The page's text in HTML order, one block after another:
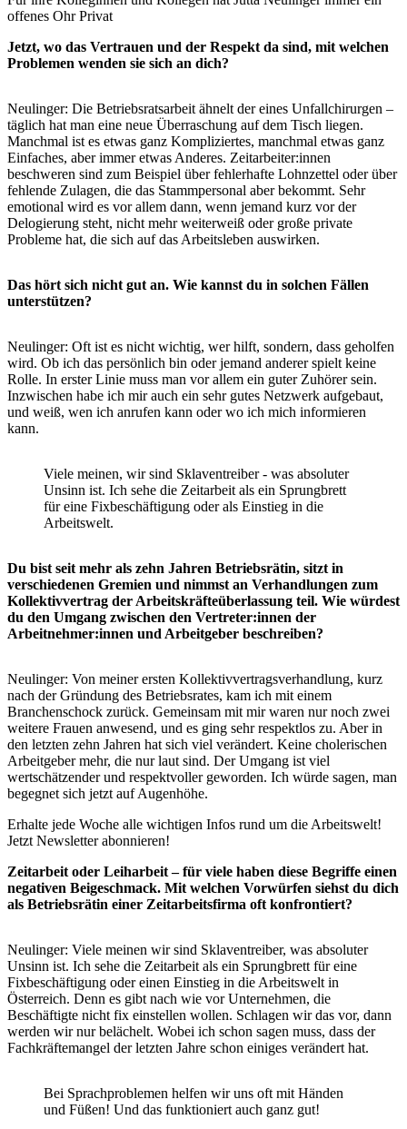
offenes Ohr Privat
Jetzt, wo das Vertrauen und der Respekt da sind, mit welchen
Problemen wenden sie sich an dich?
Neulinger: Die Betriebsratsarbeit ähnelt der eines Unfallchirurgen –
täglich hat man eine neue Überraschung auf dem Tisch liegen.
Manchmal ist es etwas ganz Kompliziertes, manchmal etwas ganz
Einfaches, aber immer etwas Anderes. Zeitarbeiter:innen
beschweren sind zum Beispiel über fehlerhafte Lohnzettel oder über
fehlende Zulagen, die das Stammpersonal aber bekommt. Sehr
emotional wird es vor allem dann, wenn jemand kurz vor der
Delogierung steht, nicht mehr weiterweiß oder große private
Probleme hat, die sich auf das Arbeitsleben auswirken.
Das hört sich nicht gut an. Wie kannst du in solchen Fällen
unterstützen?
Neulinger: Oft ist es nicht wichtig, wer hilft, sondern, dass geholfen
wird. Ob ich das persönlich bin oder jemand anderer spielt keine
Rolle. In erster Linie muss man vor allem ein guter Zuhörer sein.
Inzwischen habe ich mir auch ein sehr gutes Netzwerk aufgebaut,
und weiß, wen ich anrufen kann oder wo ich mich informieren
kann.
Viele meinen, wir sind Sklaventreiber - was absoluter
Unsinn ist. Ich sehe die Zeitarbeit als ein Sprungbrett
für eine Fixbeschäftigung oder als Einstieg in die
Arbeitswelt.
Du bist seit mehr als zehn Jahren Betriebsrätin, sitzt in
verschiedenen Gremien und nimmst an Verhandlungen zum
Kollektivvertrag der Arbeitskräfteüberlassung teil. Wie würdest
du den Umgang zwischen den Vertreter:innen der
Arbeitnehmer:innen und Arbeitgeber beschreiben?
Neulinger: Von meiner ersten Kollektivvertragsverhandlung, kurz
nach der Gründung des Betriebsrates, kam ich mit einem
Branchenschock zurück. Gemeinsam mit mir waren nur noch zwei
weitere Frauen anwesend, und es ging sehr respektlos zu. Aber in
den letzten zehn Jahren hat sich viel verändert. Keine cholerischen
Arbeitgeber mehr, die nur laut sind. Der Umgang ist viel
wertschätzender und respektvoller geworden. Ich würde sagen, man
begegnet sich jetzt auf Augenhöhe.
Erhalte jede Woche alle wichtigen Infos rund um die Arbeitswelt!
Jetzt Newsletter abonnieren!
Zeitarbeit oder Leiharbeit – für viele haben diese Begriffe einen
negativen Beigeschmack. Mit welchen Vorwürfen siehst du dich
als Betriebsrätin einer Zeitarbeitsfirma oft konfrontiert?
Neulinger: Viele meinen wir sind Sklaventreiber, was absoluter
Unsinn ist. Ich sehe die Zeitarbeit als ein Sprungbrett für eine
Fixbeschäftigung oder einen Einstieg in die Arbeitswelt in
Österreich. Denn es gibt nach wie vor Unternehmen, die
Beschäftigte nicht fix einstellen wollen. Schlagen wir das vor, dann
werden wir nur belächelt. Wobei ich schon sagen muss, dass der
Fachkräftemangel der letzten Jahre schon einiges verändert hat.
Bei Sprachproblemen helfen wir uns oft mit Händen
und Füßen! Und das funktioniert auch ganz gut!